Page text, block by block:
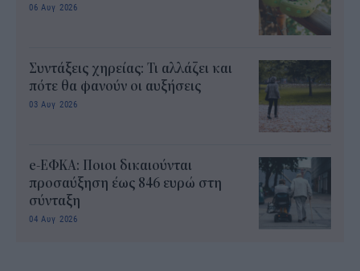
06 Αυγ 2026
Συντάξεις χηρείας: Τι αλλάζει και
πότε θα φανούν οι αυξήσεις
03 Αυγ 2026
e-ΕΦΚΑ: Ποιοι δικαιούνται
προσαύξηση έως 846 ευρώ στη
σύνταξη
04 Αυγ 2026